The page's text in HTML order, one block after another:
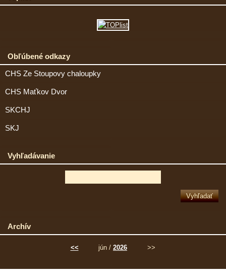
Obľúbené odkazy
CHS Ze Stoupovy chaloupky
CHS Maťkov Dvor
SKCHJ
SKJ
Vyhľadávanie
Archív
<< jún / 2026 >>